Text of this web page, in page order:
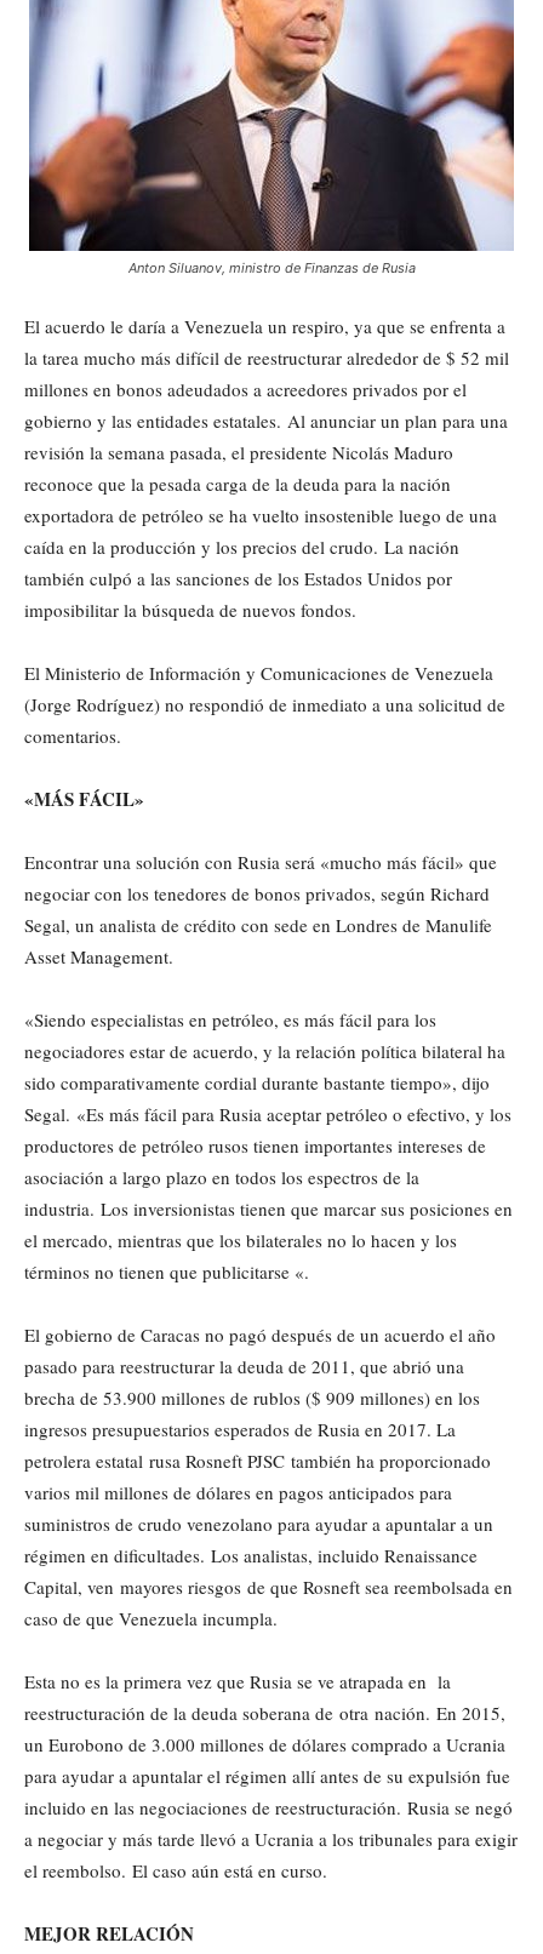
Anton Siluanov, ministro de Finanzas de Rusia
El acuerdo le daría a Venezuela un respiro, ya que se enfrenta a
la tarea mucho más difícil de reestructurar alrededor de $ 52 mil
millones en bonos adeudados a acreedores privados por el
gobierno y las entidades estatales. Al anunciar un plan para una
revisión la semana pasada, el presidente Nicolás Maduro
reconoce que la pesada carga de la deuda para la nación
exportadora de petróleo se ha vuelto insostenible luego de una
caída en la producción y los precios del crudo. La nación
también culpó a las sanciones de los Estados Unidos por
imposibilitar la búsqueda de nuevos fondos.
El Ministerio de Información y Comunicaciones de Venezuela
(Jorge Rodríguez) no respondió de inmediato a una solicitud de
comentarios.
«MÁS FÁCIL»
Encontrar una solución con Rusia será «mucho más fácil» que
negociar con los tenedores de bonos privados, según Richard
Segal, un analista de crédito con sede en Londres de Manulife
Asset Management.
«Siendo especialistas en petróleo, es más fácil para los
negociadores estar de acuerdo, y la relación política bilateral ha
sido comparativamente cordial durante bastante tiempo», dijo
Segal. «Es más fácil para Rusia aceptar petróleo o efectivo, y los
productores de petróleo rusos tienen importantes intereses de
asociación a largo plazo en todos los espectros de la
industria. Los inversionistas tienen que marcar sus posiciones en
el mercado, mientras que los bilaterales no lo hacen y los
términos no tienen que publicitarse «.
El gobierno de Caracas no pagó después de un acuerdo el año
pasado para reestructurar la deuda de 2011, que abrió una
brecha de 53.900 millones de rublos ($ 909 millones) en los
ingresos presupuestarios esperados de Rusia en 2017. La
petrolera estatal rusa Rosneft PJSC también ha proporcionado
varios mil millones de dólares en pagos anticipados para
suministros de crudo venezolano para ayudar a apuntalar a un
régimen en dificultades. Los analistas, incluido Renaissance
Capital, ven mayores riesgos de que Rosneft sea reembolsada en
caso de que Venezuela incumpla.
Esta no es la primera vez que Rusia se ve atrapada en la
reestructuración de la deuda soberana de otra nación. En 2015,
un Eurobono de 3.000 millones de dólares comprado a Ucrania
para ayudar a apuntalar el régimen allí antes de su expulsión fue
incluido en las negociaciones de reestructuración. Rusia se negó
a negociar y más tarde llevó a Ucrania a los tribunales para exigir
el reembolso. El caso aún está en curso.
MEJOR RELACIÓN